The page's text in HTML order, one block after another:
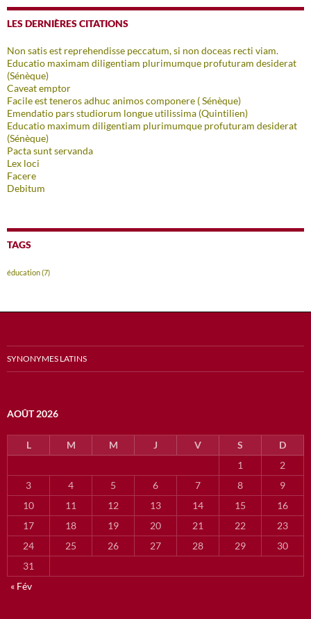
LES DERNIÈRES CITATIONS
Non satis est reprehendisse peccatum, si non doceas recti viam.
Educatio maximam diligentiam plurimumque profuturam desiderat
(Sénèque)
Caveat emptor
Facile est teneros adhuc animos componere ( Sénèque)
Emendatio pars studiorum longue utilissima (Quintilien)
Educatio maximum diligentiam plurimumque profuturam desiderat
(Sénèque)
Pacta sunt servanda
Lex loci
Facere
Debitum
TAGS
éducation(7)
SYNONYMES LATINS
AOÛT 2026
L M M J V S
D
1
2
3
4 5 6 7 8
9
10
11 12 13 14 15
16
17
18 19 20 21 22
23
24
25 26 27 28 29
30
31
« Fév